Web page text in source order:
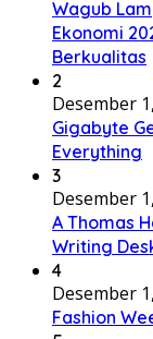
Wagub
Ekonomi
Berkualitas
2
Desember
Gigabyte
Everything
3
Desember
A Thomas
Writing
4
Desember
Fashion